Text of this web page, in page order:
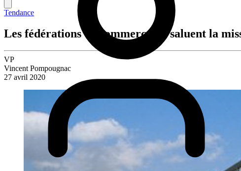
Tendance
Les fédérations de commerçants saluent la
VP
Vincent Pompougnac
27 avril 2020